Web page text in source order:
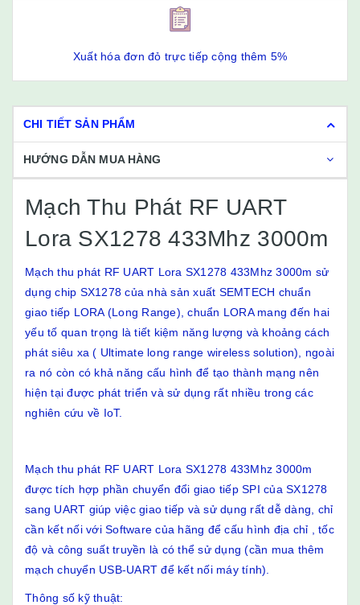
Xuất hóa đơn đỏ trực tiếp cộng thêm 5%
CHI TIẾT SẢN PHẨM
HƯỚNG DẪN MUA HÀNG
Mạch Thu Phát RF UART
Lora SX1278 433Mhz 3000m
Mạch thu phát RF UART Lora SX1278 433Mhz 3000m sử
dụng chip SX1278 của nhà sản xuất SEMTECH chuẩn
giao tiếp LORA (Long Range), chuẩn LORA mang đến hai
yếu tố quan trọng là tiết kiệm năng lượng và khoảng cách
phát siêu xa ( Ultimate long range wireless solution), ngoài
ra nó còn có khả năng cấu hình để tạo thành mạng nên
hiện tại được phát triển và sử dụng rất nhiều trong các
nghiên cứu về IoT.
Mạch thu phát RF UART Lora SX1278 433Mhz 3000m
được tích hợp phần chuyển đổi giao tiếp SPI của SX1278
sang UART giúp việc giao tiếp và sử dụng rất dễ dàng, chỉ
cần kết nối với Software của hãng để cấu hình địa chỉ , tốc
độ và công suất truyền là có thể sử dụng (cần mua thêm
mạch chuyển USB-UART để kết nối máy tính).
Thông số kỹ thuật: